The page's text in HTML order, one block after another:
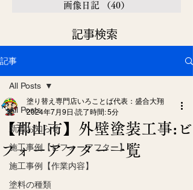
画像日記
（40）
​記事検索
記事
All Posts
新着お知らせ
施工事例【ビフォーアフター】
施工事例【作業内容】
塗料の種類
All Posts
【郡山市】外壁塗装工事:ビ
フォーアフター一覧
塗り替え専門店いろことば代表：盛合大翔
2024年7月9日 読了時間: 5分